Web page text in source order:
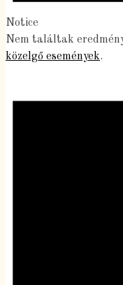
Notice
Nem találtak
közelgő események.